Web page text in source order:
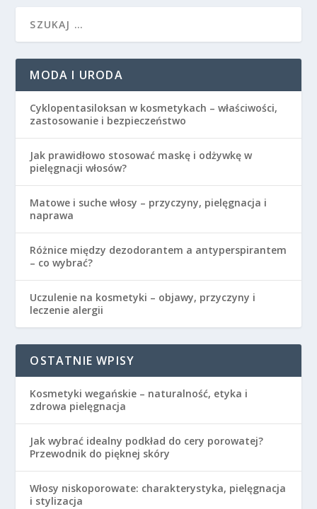
MODA I URODA
Cyklopentasiloksan w kosmetykach – właściwości,
zastosowanie i bezpieczeństwo
Jak prawidłowo stosować maskę i odżywkę w
pielęgnacji włosów?
Matowe i suche włosy – przyczyny, pielęgnacja i
naprawa
Różnice między dezodorantem a antyperspirantem
– co wybrać?
Uczulenie na kosmetyki – objawy, przyczyny i
leczenie alergii
OSTATNIE WPISY
Kosmetyki wegańskie – naturalność, etyka i
zdrowa pielęgnacja
Jak wybrać idealny podkład do cery porowatej?
Przewodnik do pięknej skóry
Włosy niskoporowate: charakterystyka, pielęgnacja
i stylizacja